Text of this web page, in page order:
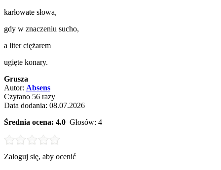
karłowate słowa,
gdy w znaczeniu sucho,
a liter ciężarem
ugięte konary.
Grusza
Autor: Absens
Czytano 56 razy
Data dodania: 08.07.2026
Średnia ocena: 4.0 Głosów: 4
Zaloguj się, aby ocenić